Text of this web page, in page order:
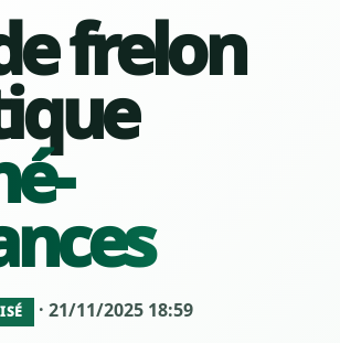
frelon
· 21/11/2025 18:59